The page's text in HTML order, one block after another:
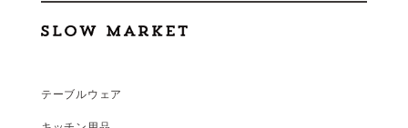
テーブルウェア